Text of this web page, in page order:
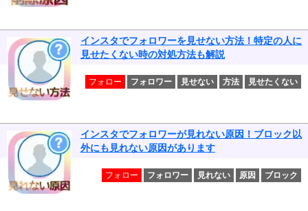
インスタでフォロワーを見せない方法！特定の人に
見せたくない時の対処方法も解説
フォロー フォロワー 見せない 方法 見せたくない
インスタでフォロワーが見れない原因！ブロック以
外にも見れない原因があります
フォロー フォロワー 見れない 原因 ブロック